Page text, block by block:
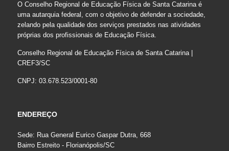
O Conselho Regional de Educação Física de Santa Catarina é
uma autarquia federal, com o objetivo de defender a sociedade,
zelando pela qualidade dos serviços prestados nas atividades
próprias dos profissionais de Educação Física.
Conselho Regional de Educação Física de Santa Catarina |
CREF3/SC
CNPJ: 03.678.523/0001-80
ENDEREÇO
Sede: Rua General Eurico Gaspar Dutra, 668
Bairro Estreito - Florianópolis/SC